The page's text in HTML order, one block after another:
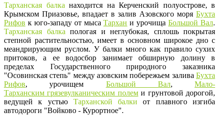
Тарханская балка находится на Керченский полуострове, в
Крымском Приазовье, впадает в залив Азовского моря Бухта
Рифов к юго-западу от мысаТархан и урочищаБольшой Вал.
Тарханская балка пологая и неглубокая, сплошь покрытая
степной растительностью, имеет в основном широкое дно с
меандрирующим руслом. У балки много как правило сухих
притоков, а ее водосбор занимает обширную долину в
пределах Государственного природного заказника
"Осовинская степь" между азовским побережьем залива Бухта
Рифов, урочищем Большой Вал, Мало-
Тарханским грязевулканическим полеми грунтовой дорогой,
ведущей к устью Тарханской балки от плавного изгиба
автодороги "Войково - Курортное".